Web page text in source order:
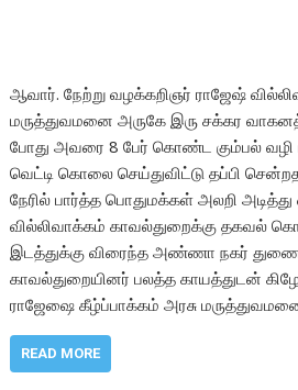
ஆவார். நேற்று வழக்கறிஞர் ராஜேஷ்
மருத்துவமனை அருகே இரு சக்கர
போது அவரை 8 பேர் கொண்ட கும்பல் வழி
வெட்டி கொலை செய்துவிட்டு தப்பி
நேரில் பார்த்த பொதுமக்கள் அலறி அடித்து
வில்லிவாக்கம் காவல்துறைக்கு தகவல்
இடத்துக்கு விரைந்த அண்ணா நகர்
காவல்துறையினர் பலத்த காயத்துடன்
ராஜேஷை கீழ்ப்பாக்கம் அரசு
READ MORE